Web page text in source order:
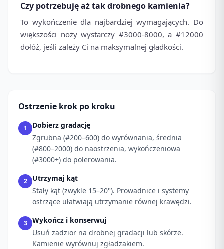
Czy potrzebuję aż tak drobnego kamienia?
To wykończenie dla najbardziej wymagających. Do
większości noży wystarczy #3000-8000, a #12000
dołóż, jeśli zależy Ci na maksymalnej gładkości.
Ostrzenie krok po kroku
1
Dobierz gradację
Zgrubna (#200–600) do wyrównania, średnia
(#800–2000) do naostrzenia, wykończeniowa
(#3000+) do polerowania.
2
Utrzymaj kąt
Stały kąt (zwykle 15–20°). Prowadnice i systemy
ostrzące ułatwiają utrzymanie równej krawędzi.
3
Wykończ i konserwuj
Usuń zadzior na drobnej gradacji lub skórze.
Kamienie wyrównuj zgładzakiem.